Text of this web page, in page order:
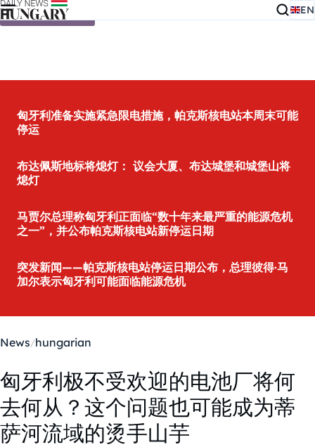
Skip to content EN
匈牙利准备实施紧急限电措施，帕克斯核电站本周末可能
停运
布达佩斯地标将熄灯： 议会大厦、布达城堡和城堡山将
熄灯
马贾尔总理称匈牙利正面临“数十年来最严重的能源危机
之一”，并公布帕克斯核电站新停运日期
突发新闻——帕克斯核电站停运日期公布，总理彼得·马
加尔表示匈牙利可能面临能源危机
News hungarian
匈牙利极不受欢迎的电池厂将何
去何从？这个问题也可能成为蒂
萨河流域的烫手山芋